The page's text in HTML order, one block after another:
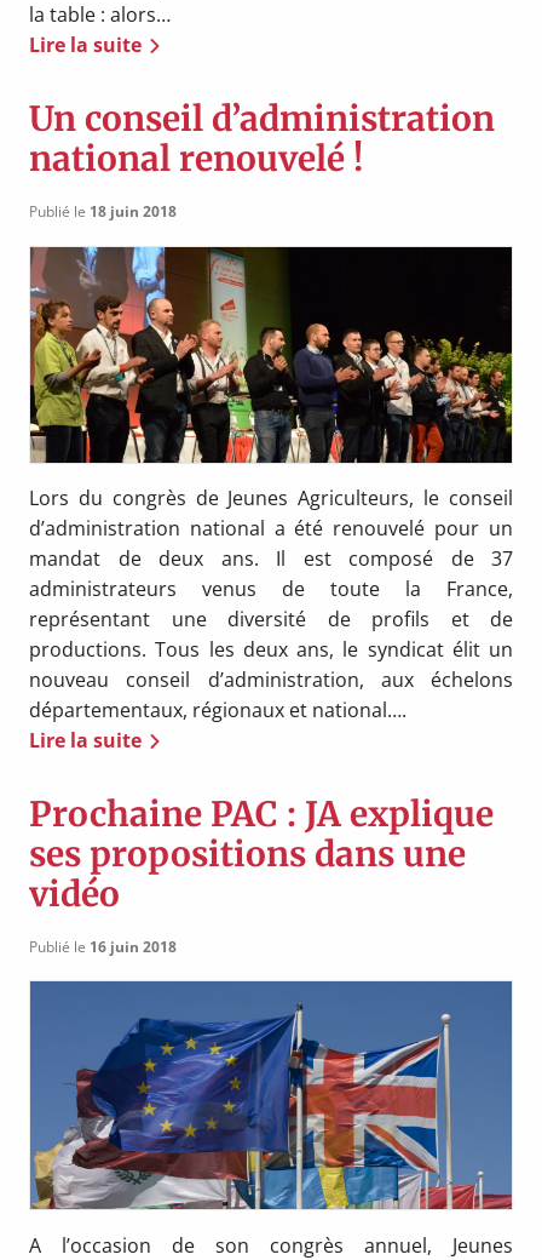
la table : alors…
Lire la suite
Un conseil d’administration
national renouvelé !
Publié le 18 juin 2018
Lors du congrès de Jeunes Agriculteurs, le conseil
d’administration national a été renouvelé pour un
mandat de deux ans. Il est composé de 37
administrateurs venus de toute la France,
représentant une diversité de profils et de
productions. Tous les deux ans, le syndicat élit un
nouveau conseil d’administration, aux échelons
départementaux, régionaux et national….
Lire la suite
Prochaine PAC : JA explique
ses propositions dans une
vidéo
Publié le 16 juin 2018
A l’occasion de son congrès annuel, Jeunes